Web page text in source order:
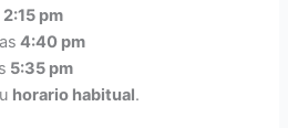
2:15 pm
4:40 pm
5:35 pm
horario habitual.